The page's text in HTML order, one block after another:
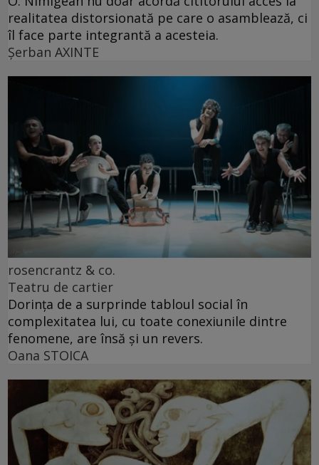
realitatea distorsionată pe care o asamblează, ci
îl face parte integrantă a acesteia.
Şerban AXINTE
rosencrantz & co.
Teatru de cartier
Dorința de a surprinde tabloul social în
complexitatea lui, cu toate conexiunile dintre
fenomene, are însă și un revers.
Oana STOICA